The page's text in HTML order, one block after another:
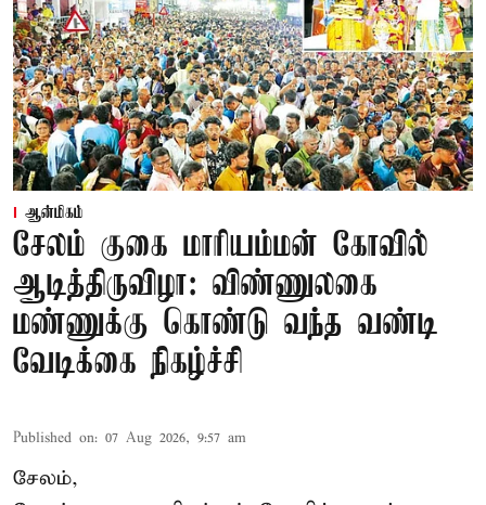
ஆன்மிகம்
சேலம் குகை மாரியம்மன் கோவில்
ஆடித்திருவிழா: விண்ணுலகை
மண்ணுக்கு கொண்டு வந்த வண்டி
வேடிக்கை நிகழ்ச்சி
Published on: 07 Aug 2026, 9:57 am
சேலம்,